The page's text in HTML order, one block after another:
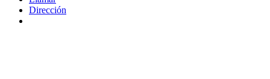
Dirección